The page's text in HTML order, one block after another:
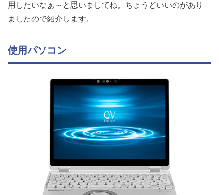
用したいなぁ～と思いましてね。ちょうどいいのがあり
ましたので紹介します。
使用パソコン